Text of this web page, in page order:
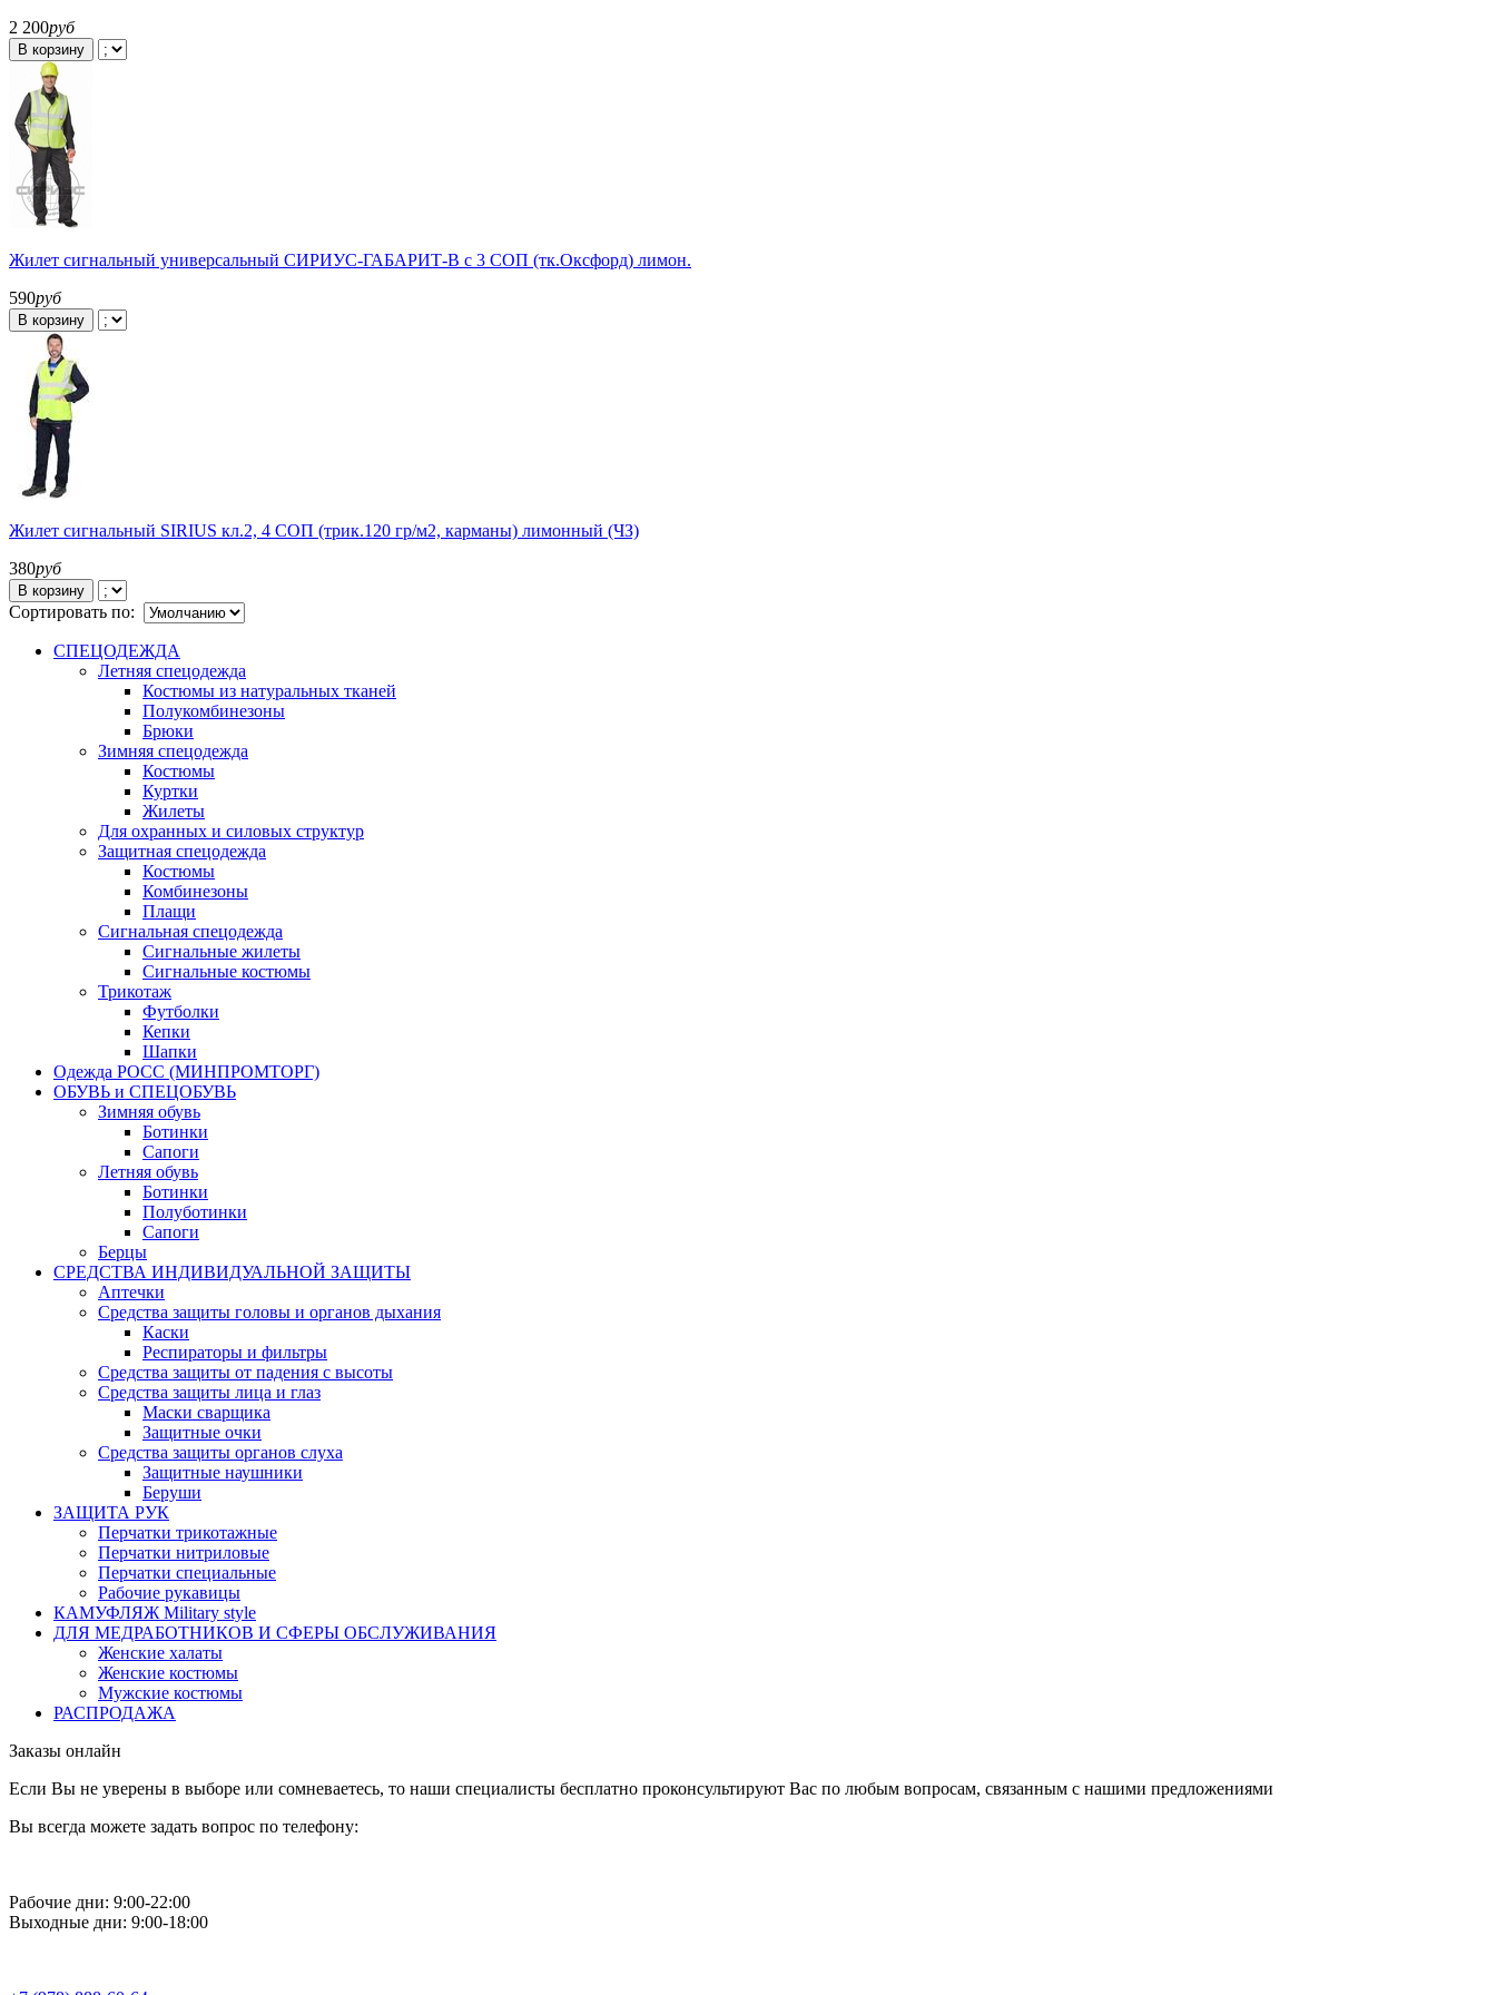
2 200руб
В корзину
Жилет сигнальный универсальный СИРИУС-ГАБАРИТ-В с 3 СОП (тк.Оксфорд) лимон.
590руб
В корзину
Жилет сигнальный SIRIUS кл.2, 4 СОП (трик.120 гр/м2, карманы) лимонный (ЧЗ)
380руб
В корзину
Сортировать по:
СПЕЦОДЕЖДА
Летняя спецодежда
Костюмы из натуральных тканей
Полукомбинезоны
Брюки
Зимняя спецодежда
Костюмы
Куртки
Жилеты
Для охранных и силовых структур
Защитная спецодежда
Костюмы
Комбинезоны
Плащи
Сигнальная спецодежда
Сигнальные жилеты
Сигнальные костюмы
Трикотаж
Футболки
Кепки
Шапки
Одежда РОСС (МИНПРОМТОРГ)
ОБУВЬ и СПЕЦОБУВЬ
Зимняя обувь
Ботинки
Сапоги
Летняя обувь
Ботинки
Полуботинки
Сапоги
Берцы
СРЕДСТВА ИНДИВИДУАЛЬНОЙ ЗАЩИТЫ
Аптечки
Средства защиты головы и органов дыхания
Каски
Респираторы и фильтры
Средства защиты от падения с высоты
Средства защиты лица и глаз
Маски сварщика
Защитные очки
Средства защиты органов слуха
Защитные наушники
Беруши
ЗАЩИТА РУК
Перчатки трикотажные
Перчатки нитриловые
Перчатки специальные
Рабочие рукавицы
КАМУФЛЯЖ Military style
ДЛЯ МЕДРАБОТНИКОВ И СФЕРЫ ОБСЛУЖИВАНИЯ
Женские халаты
Женские костюмы
Мужские костюмы
РАСПРОДАЖА
Заказы онлайн
Если Вы не уверены в выборе или сомневаетесь, то наши специалисты бесплатно проконсультируют Вас по любым вопросам, связанным с нашими предложениями
Вы всегда можете задать вопрос по телефону:
Рабочие дни: 9:00-22:00
Выходные дни: 9:00-18:00